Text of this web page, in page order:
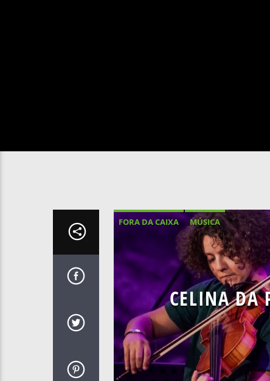
FORA DA CAIXA MÚSICA
CELINA DA